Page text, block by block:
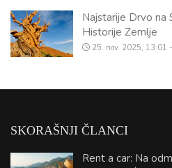
Najstarije Drvo na
Historije Zemlje
25. nov. 2025, 13:01
SKORAŠNJI ČLANCI
Rent a car: Na